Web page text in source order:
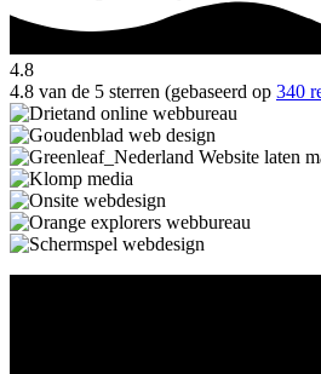
4.8
4.8 van de 5 sterren (gebaseerd op 340